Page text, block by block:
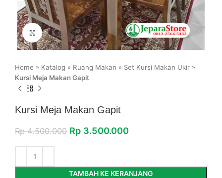
Click to enlarge
Home » Katalog » Ruang Makan » Set Kursi Makan Ukir »
Kursi Meja Makan Gapit
Kursi Meja Makan Gapit
Rp4.500.000 Rp 3.500.000
TAMBAH KE KERANJANG